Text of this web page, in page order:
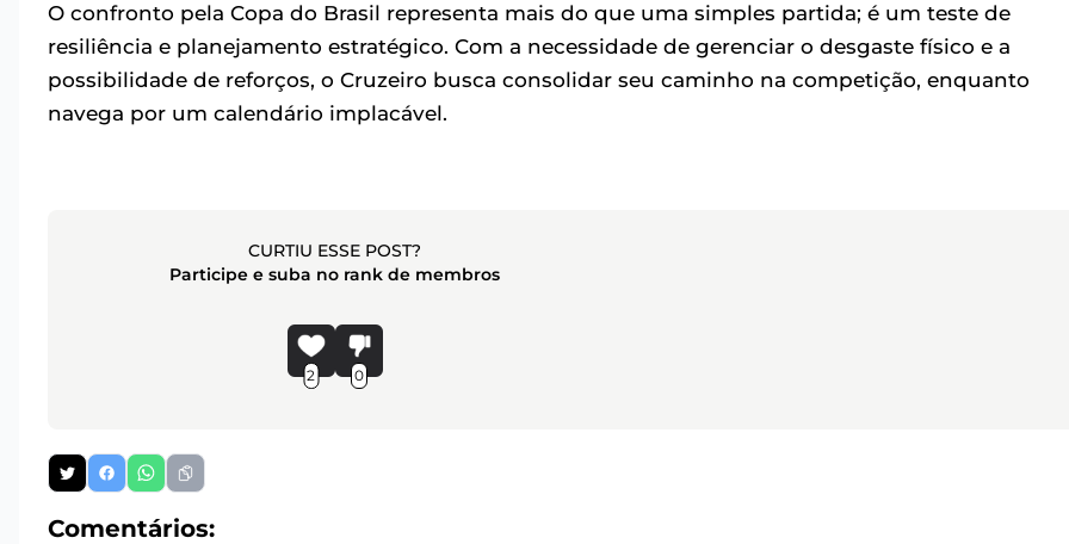
O confronto pela Copa do Brasil representa mais do que uma simples partida; é um teste de
resiliência e planejamento estratégico. Com a necessidade de gerenciar o desgaste físico e a
possibilidade de reforços, o Cruzeiro busca consolidar seu caminho na competição, enquanto
navega por um calendário implacável.
CURTIU ESSE POST?
Participe e suba no rank de membros
2 0
Comentários: